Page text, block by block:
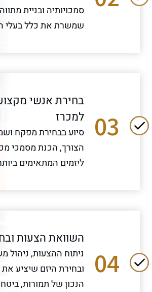
סמכויותיה ובניית
שמשרת את כלל בעלי
03
בחירת אנשי
למכרז
סיוע בבחירת מפקח
הצורך, הכנת מסמכי
ליזמים המתאימים
04
השוואת הצעות
ניתוח ההצעות, ניהול
ובחירת היזם שיציע
הנכון של תמורות,